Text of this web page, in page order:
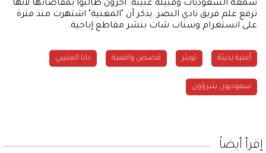
سمعة السعوديات وقبيلة عتيبة. آخرون طالبوا بمقاضاتها لأنها
ترفع علم فريق نادي النصر. يذكر أن "المغنية" اشتهرت منذ فترة
على انستغرام وسناب شات بنشر مقاطع إباحية.
أغنية بذيئة تويتر قصص واقعية دانا العتيبي
سعوديون يتبرؤون
إقرأ أيضاً